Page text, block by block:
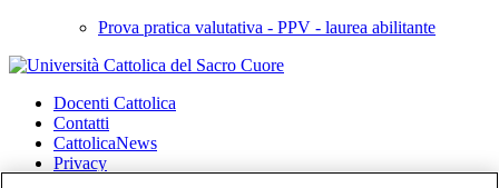
Prova pratica valutativa - PPV - laurea abilitante
Docenti Cattolica
Contatti
CattolicaNews
Privacy